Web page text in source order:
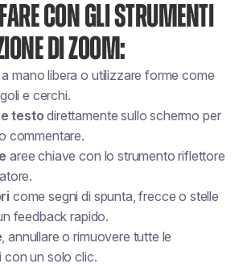
CON GLI STRUMENTI
DI ZOOM:
a mano libera o utilizzare forme come
e cerchi.
testo direttamente sullo schermo per
commentare.
aree chiave con lo strumento riflettore
come segni di spunta, frecce o stelle
feedback rapido.
, annullare o rimuovere tutte le
con un solo clic.